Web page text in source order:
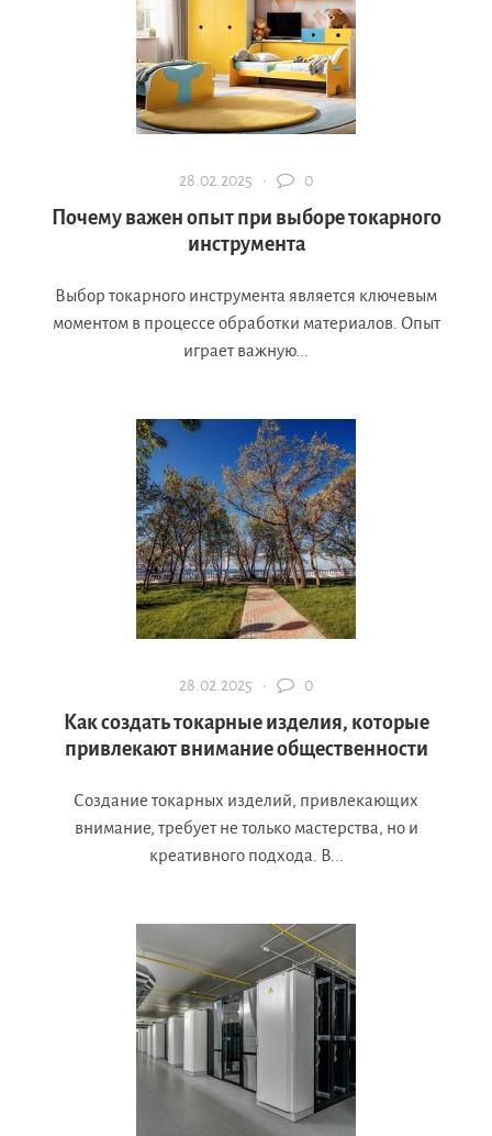
28.02.2025 · 0
Почему важен опыт при выборе токарного
инструмента
Выбор токарного инструмента является ключевым
моментом в процессе обработки материалов. Опыт
играет важную...
28.02.2025 · 0
Как создать токарные изделия, которые
привлекают внимание общественности
Создание токарных изделий, привлекающих
внимание, требует не только мастерства, но и
креативного подхода. В...